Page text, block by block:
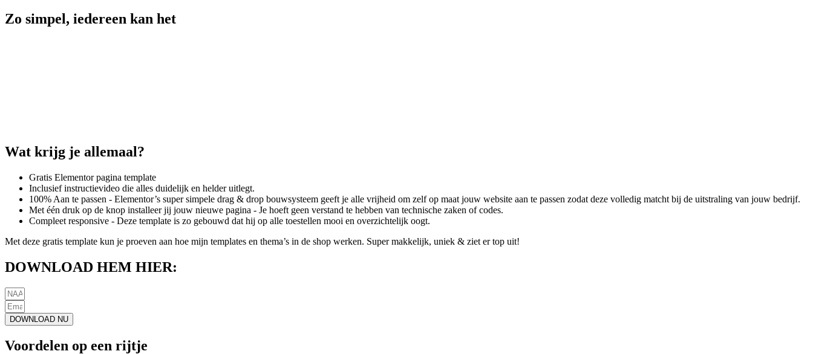
Zo simpel, iedereen kan het
Wat krijg je allemaal?
Gratis Elementor pagina template
Inclusief instructievideo die alles duidelijk en helder uitlegt.
100% Aan te passen - Elementor’s super simpele drag & drop bouwsysteem geeft je alle vrijheid om zelf op maat jouw website aan te passen zodat deze volledig matcht bij de uitstraling van jouw bedrijf.
Met één druk op de knop installeer jij jouw nieuwe pagina - Je hoeft geen verstand te hebben van technische zaken of codes.
Compleet responsive - Deze template is zo gebouwd dat hij op alle toestellen mooi en overzichtelijk oogt.
Met deze gratis template kun je proeven aan hoe mijn templates en thema’s in de shop werken. Super makkelijk, uniek & ziet er top uit!
DOWNLOAD HEM HIER:
DOWNLOAD NU
Voordelen op een rijtje